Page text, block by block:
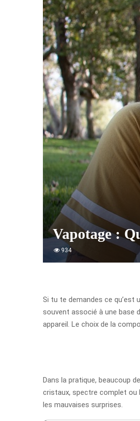
Vapotage :
934
Si tu te demandes ce qu’est
souvent associé à une base
appareil. Le choix de la
Dans la pratique, beaucoup
cristaux, spectre complet ou
les mauvaises surprises.